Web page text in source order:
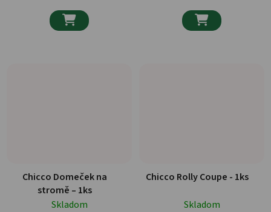
 
Chicco Domeček na
stromě – 1ks
Skladom
Chicco Rolly Coupe - 1ks
Skladom